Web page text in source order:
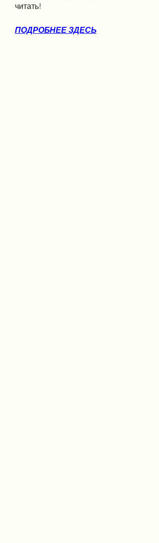
читать!
ПОДРОБНЕЕ ЗДЕСЬ